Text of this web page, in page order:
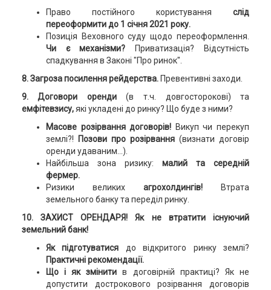
Право постійного користуванняслід
переоформити до 1 січня 2021 року.
Позиція Веховного суду щодо переоформлення.
Чи є механізми?
Приватизація? Відсутність
спадкування в Законі "Про ринок".
8. Загроза посилення рейдерства. Превентивні заходи.
9. Договори оренди(в т.ч. довгосторокові) та
емфітевзису,які укладені до ринку? Що буде з ними?
Масове розірвання договорів! Викуп чи перекуп
землі?!
Позови про розірвання(визнати договір
оренди удаваним...).
Найбільша зона ризику:малий та середній
фермер.
Ризики великихагрохолдингів! Втрата
земельного банку та переділ ринку.
10. ЗАХИСТ ОРЕНДАРЯ! Як не втратити існуючий
земельний банк!
Як підготуватися до відкритого ринку землі?
Практичні рекомендації.
Що і як змінити в договірній практиці? Як не
допустити дострокового розірвання договорів